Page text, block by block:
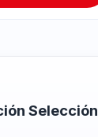
Selección